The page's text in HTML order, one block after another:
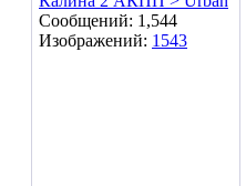
Сообщений: 1,544
Изображений: 1543